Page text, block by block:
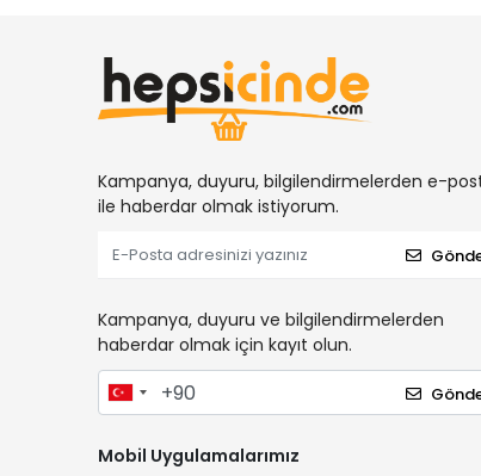
Kampanya, duyuru, bilgilendirmelerden e-
ile haberdar olmak istiyorum.
Kampanya, duyuru ve bilgilendirmelerden
haberdar olmak için kayıt olun.
Mobil Uygulamalarımız